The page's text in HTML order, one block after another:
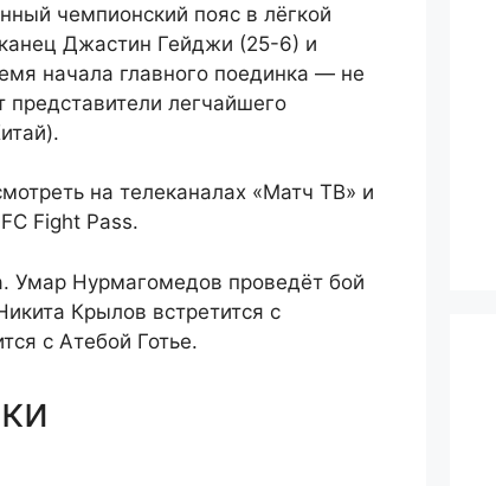
чемпионский пояс в лёгкой
Джастин Гейджи (25-6) и
начала главного поединка — не
легчайшего
на телеканалах «Матч ТВ» и
Fight Pass.
Умар Нурмагомедов проведёт бой
Крылов встретится с
с Атебой Готье.